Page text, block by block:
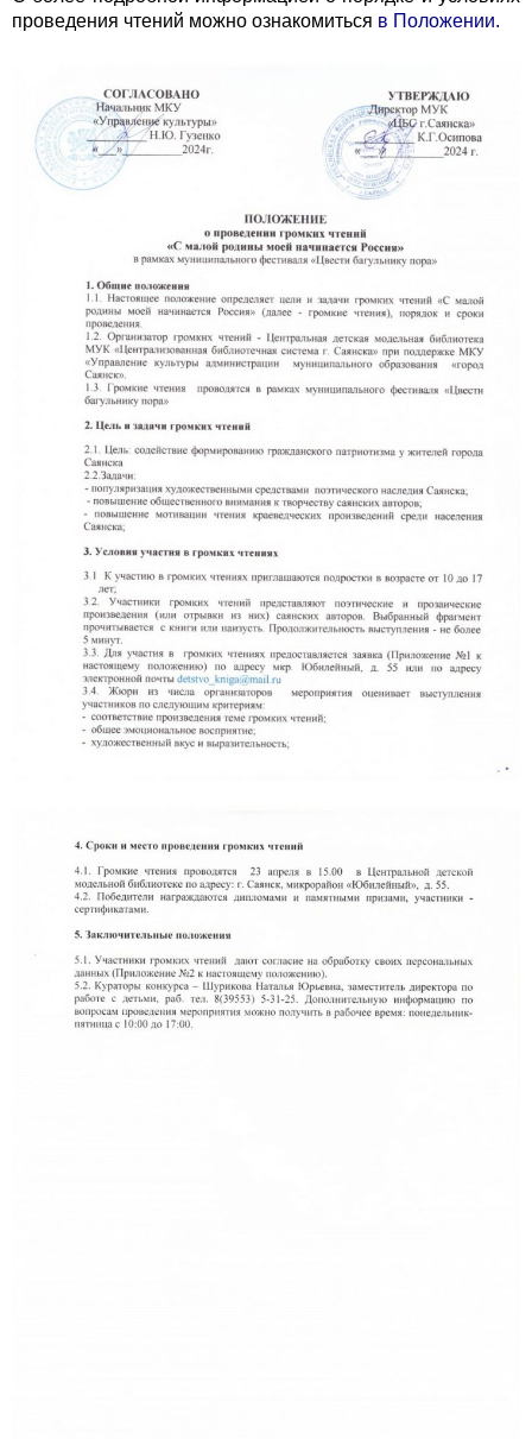
проведения чтений можно ознакомиться в Положении.